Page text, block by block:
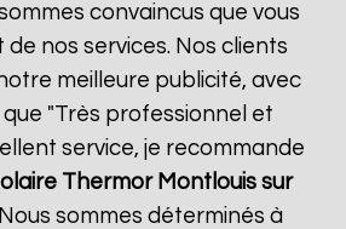
convaincus que vous
nos services. Nos clients
meilleure publicité, avec
que "Très professionnel et
service, je recommande
Thermor Montlouis sur
sommes déterminés à